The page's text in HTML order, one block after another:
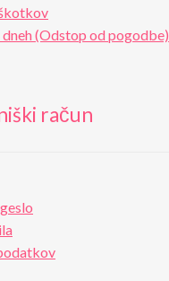
(Odstop od pogodbe)
račun